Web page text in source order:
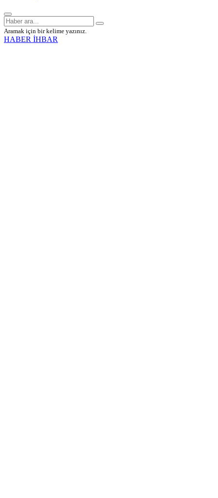
Aramak için bir kelime yazınız.
HABER İHBAR